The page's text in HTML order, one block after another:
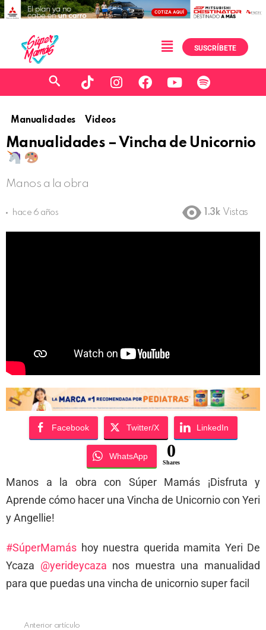
SUSCRÍBETE
Manualidades Videos
Manualidades – Vincha de Unicornio
Manos a la obra
hace 6 años 1.3k Vistas
Facebook Twitter/X LinkedIn
WhatsApp 0
Shares
Manos a la obra con Súper Mamás ¡Disfruta y
Aprende cómo hacer una Vincha de Unicornio con Yeri
y Angellie!
#SúperMamás hoy nuestra querida mamita Yeri De
Ycaza @yerideycaza nos muestra una manualidad
para que puedas una vincha de unicornio super facil
Anterior artículo